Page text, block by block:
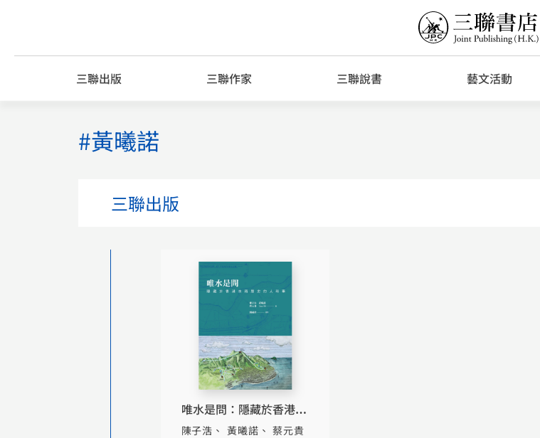
content
三聯出版 三聯作家 三聯說書 藝文活動
#黃曦諾
三聯出版
唯水是問：隱藏於香港水
務歷史的人和事
陳子浩 黃曦諾 蔡元貴